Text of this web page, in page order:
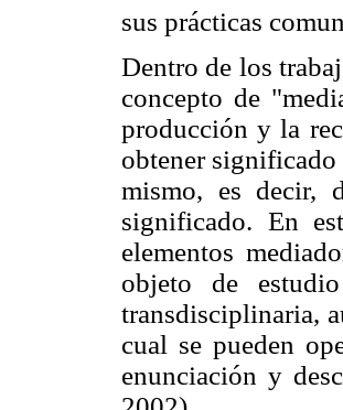
sus prácticas
Dentro de los
concepto de
producción y la
obtener significado
mismo, es decir,
significado. En
elementos
objeto de
transdisciplinaria,
cual se pueden
enunciación y